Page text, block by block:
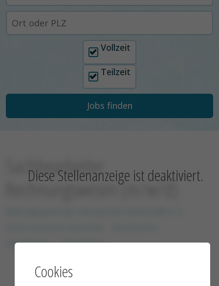
Arbeitszeit auswählen
Vollzeit
Teilzeit
Diese Stellenanzeige ist deaktiviert.
Sachbearbeiter
Rechnungswesen (m/w/d)
xxxxxxxxxx
xxxxxxxxxx
Cookies